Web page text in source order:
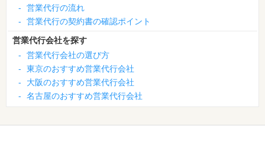
-
営業代行の流れ
-
営業代行の契約書の確認ポイント
営業代行会社を探す
-
営業代行会社の選び方
-
東京のおすすめ営業代行会社
-
大阪のおすすめ営業代行会社
-
名古屋のおすすめ営業代行会社